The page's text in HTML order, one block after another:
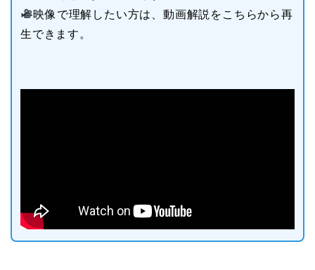
映像で理解したい方は、動画解説をこちらから再
生できます。